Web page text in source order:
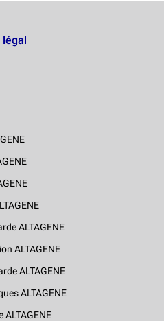
ALTAGENE
ALTAGENE
ALTAGENE
ALTAGENE
ALTAGENE